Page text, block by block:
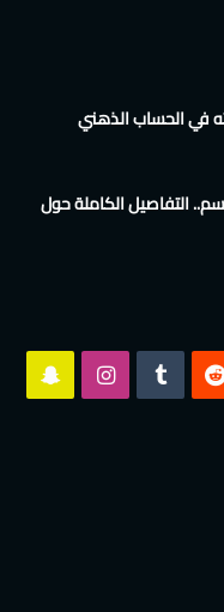
في الحساب الذهني
التفاصيل الكاملة حول
انستقرام